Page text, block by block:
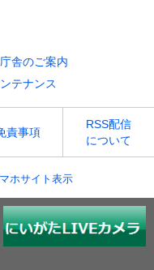
舎のご案内
ンテナンス
責事項
RSS配信
について
ホサイト表示